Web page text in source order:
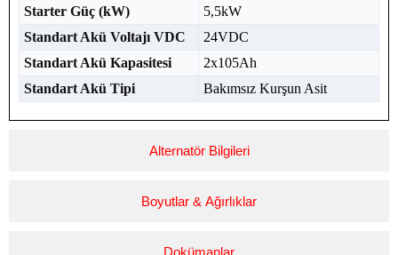
Alternatör Bilgileri
Boyutlar & Ağırlıklar
Dokümanlar
Starter Güç (kW)
5,5kW
Standart Akü Voltajı VDC
24VDC
Standart Akü Kapasitesi
2x105Ah
Standart Akü Tipi
Bakımsız Kurşun Asit